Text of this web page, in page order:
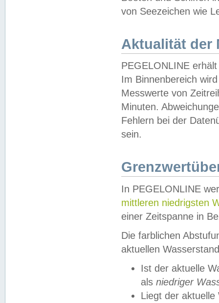
von Seezeichen wie
Aktualität der
PEGELONLINE
Im Binnenbereich
Messwerte von
Minuten.
Fehlern bei der
sein.
In PEGELONLINE
mittleren niedrigsten
einer Zeitspanne in
Die farblichen
aktuellen
Ist der aktuelle
als niedriger
Liegt der